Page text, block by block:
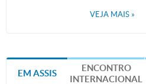
VEJA MAIS »
EM ASSIS
ENCONTRO
INTERNACIONAL